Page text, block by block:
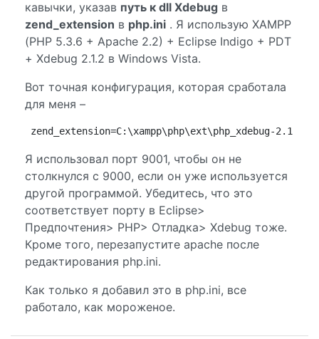
кавычки, указав путь к dll Xdebug в
zend_extension в php.ini . Я использую XAMPP
(PHP 5.3.6 + Apache 2.2) + Eclipse Indigo + PDT
+ Xdebug 2.1.2 в Windows Vista.
Вот точная конфигурация, которая сработала
для меня –
zend_extension=C:\xampp\php\ext\php_xdebug-
Я использовал порт 9001, чтобы он не
столкнулся с 9000, если он уже используется
другой программой. Убедитесь, что это
соответствует порту в Eclipse>
Предпочтения> PHP> Отладка> Xdebug тоже.
Кроме того, перезапустите apache после
редактирования php.ini.
Как только я добавил это в php.ini, все
работало, как мороженое.